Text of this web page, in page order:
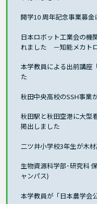
開学10 周年記念事業募
日本ロボット工業会の機
れました －知能メカト
本学教員による出前講座
た
秋田中央高校のSSH事業
秋田駅と秋田空港に大型
掲出しました
二ツ井小学校3年生が木
生物資源科学部･研究科
ャンパス)
本学教員が「日本農学会